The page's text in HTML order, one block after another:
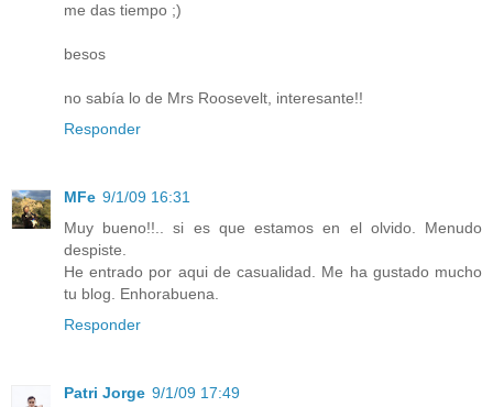
me das tiempo ;)
besos
no sabía lo de Mrs Roosevelt, interesante!!
Responder
MFe 9/1/09 16:31
Muy bueno!!.. si es que estamos en el olvido. Menudo
despiste.
He entrado por aqui de casualidad. Me ha gustado mucho
tu blog. Enhorabuena.
Responder
Patri Jorge 9/1/09 17:49